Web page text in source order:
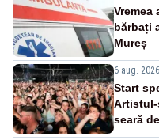
Vremea
bărbați
Mureș
6 aug.
Start
Artistul-
seară